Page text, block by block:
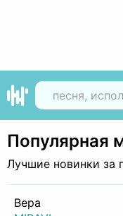
Популярная
Лучшие новинки за
Вера